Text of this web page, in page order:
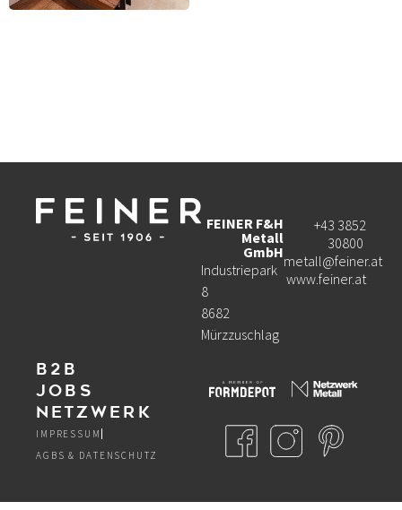
FEINER F&H
Metall
GmbH
Industriepark
8
8682
Mürzzuschlag
+43 3852
30800
metall@feiner.at
www.feiner.at
B2B
Jobs
Netzwerk
IMPRESSUM
AGBS & DATENSCHUTZ